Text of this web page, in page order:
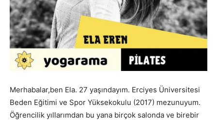
Merhabalar,ben Ela. 27 yaşındayım. Erciyes Üniversitesi
Beden Eğitimi ve Spor Yüksekokulu (2017) mezunuyum.
Öğrencilik yıllarımdan bu yana birçok salonda ve birebir